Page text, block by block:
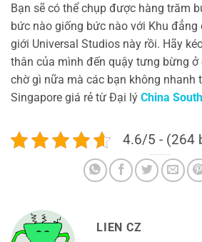
Bạn sẽ có thể chụp được hàng trăm
bức nào giống bức nào với Khu đẳng
giới Universal Studios này rồi. Hãy
thân của mình đến quậy tưng bừng ở
chờ gì nữa mà các bạn không nhanh
Singapore giá rẻ từ Đại lý China
4.6/5 - (264
LIEN CZ